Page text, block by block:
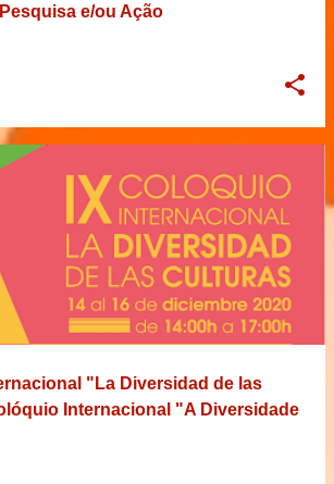
e/ou Ação
"La Diversidad de las
Internacional "A Diversidade